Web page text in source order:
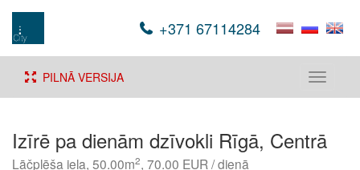
+371 67114284
Toggle
PILNĀ VERSIJA
Izīrē pa dienām dzīvokli Rīgā, Centrā
Lāčplēša iela, 50.00m2, 70.00 EUR / dienā